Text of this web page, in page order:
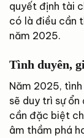
quyết định tài
có là điều cần
năm 2025.
Tình duyên,
Năm 2025,
sẽ duy trì sự ổn
cần đặc biệt
âm thầm phá